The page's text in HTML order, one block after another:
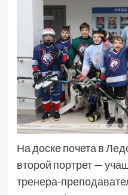
На доске почета в
второй портрет —
тренера-